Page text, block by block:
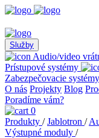
Služby
Audio/video
Prístupové systémy
Zabezpečovacie systémy
O nás Projekty Blog
Poradíme vám?
0
Produkty / Jablotron /
Výstupné moduly /